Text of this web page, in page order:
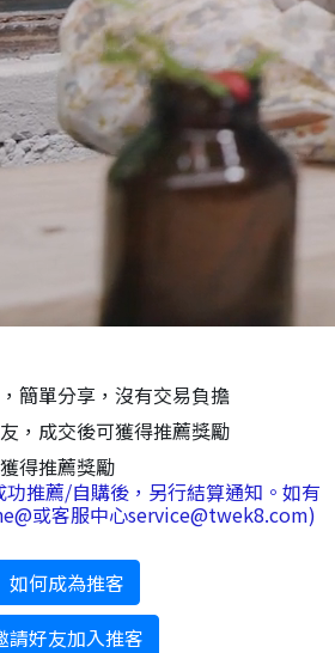
簡單分享，沒有交易負擔
，成交後可獲得推薦獎勵
得推薦獎勵
推薦/自購後，另行結算通知。如有
或客服中心service@twek8.com)
如何成為推客
請好友加入推客